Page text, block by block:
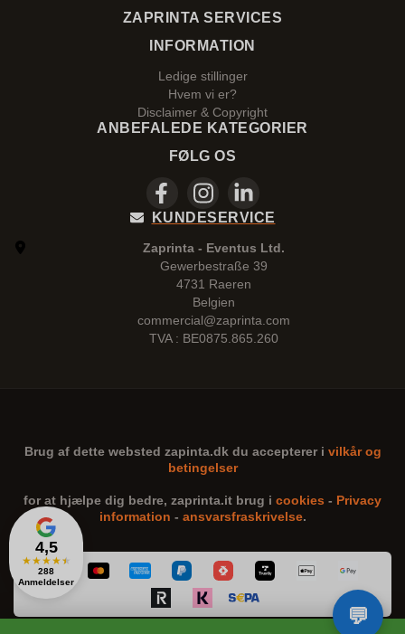
4,5
★★★★★
288
Anmeldelser
ZAPRINTA SERVICES
INFORMATION
Ledige stillinger
Hvem vi er?
Disclaimer & Copyright
ANBEFALEDE KATEGORIER
FØLG OS
KUNDESERVICE
Zaprinta - Eventus Ltd.
Gewerbestraße 39
4731 Raeren
Belgien
commercial@zaprinta.com
TVA : BE0875.865.260
Brug af dette websted zapinta.dk du accepterer i vilkår og
betingelser
for at hjælpe dig bedre, zaprinta.it brug i cookies - Privacy
information - ansvarsfraskrivelse.